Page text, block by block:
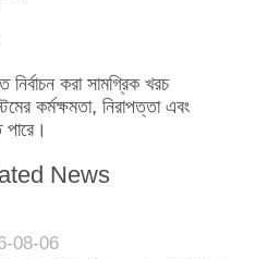
নির্বাচন করা সামগ্রিক খরচ
কর্মক্ষমতা, নিরাপত্তা এবং
News
08-06